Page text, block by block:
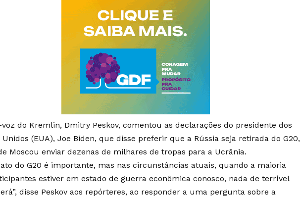
do Kremlin, Dmitry Peskov, comentou as declarações do presidente dos
Unidos (EUA), Joe Biden, que disse preferir que a Rússia seja retirada do G20,
Moscou enviar dezenas de milhares de tropas para a Ucrânia.
do G20 é importante, mas nas circunstâncias atuais, quando a maioria
estiver em estado de guerra econômica conosco, nada de terrível
disse Peskov aos repórteres, ao responder a uma pergunta sobre a